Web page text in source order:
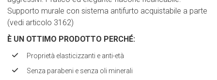
Supporto murale con sistema antifurto acquistabile a parte
(vedi articolo 3162)
È UN OTTIMO PRODOTTO PERCHÉ:
Proprietà elasticizzanti e anti-età
Senza parabeni e senza oli minerali